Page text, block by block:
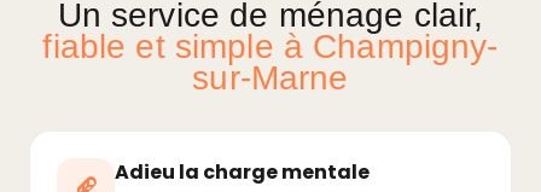
Un service de ménage clair,
fiable et simple à Champigny-
sur-Marne
Adieu la charge mentale